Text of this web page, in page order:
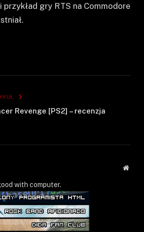
przykład gry RTS na Commodore
Revenge [PS2] – recenzja
Strona
with computer.